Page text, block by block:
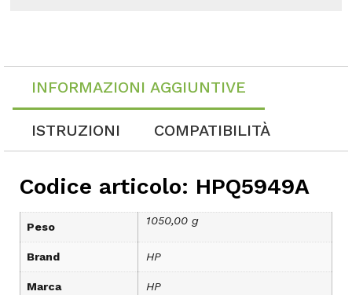
INFORMAZIONI AGGIUNTIVE
ISTRUZIONI COMPATIBILITÀ
Codice articolo: HPQ5949A
Peso 1050,00 g
Brand HP
Marca HP